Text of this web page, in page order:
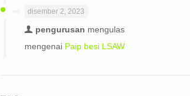
disember 2, 2023
pengurusan mengulas
mengenai Paip besi LSAW